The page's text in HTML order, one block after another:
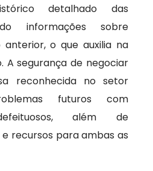
detalhado das
informações sobre
o que auxilia na
A segurança de negociar
reconhecida no setor
futuros com
além de
recursos para ambas as